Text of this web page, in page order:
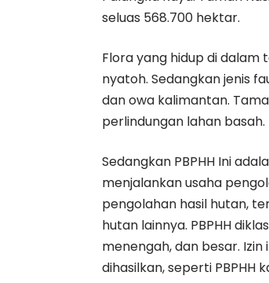
seluas 568.700 hektar.
Flora yang hidup di dalam
nyatoh. Sedangkan jenis
dan owa kalimantan.
perlindungan lahan basah.
Sedangkan PBPHH Ini
menjalankan usaha
pengolahan hasil hutan,
hutan lainnya. PBPHH
menengah, dan besar.
dihasilkan, seperti